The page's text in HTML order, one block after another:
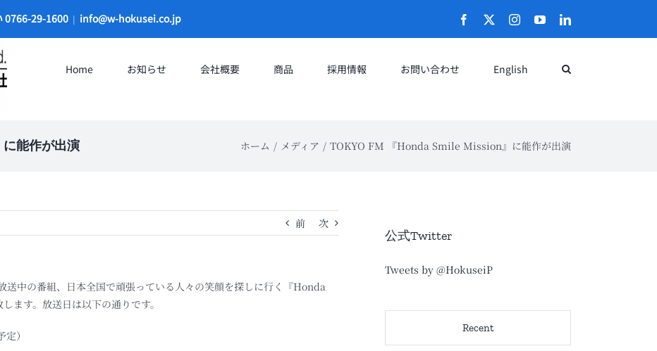
0766-29-1600 | info@w-hokusei.co.jp Facebook InstagramYouTubeLinkedIn
Home お知らせ 会社概要 商品 採用情報 お問い合わせ English
に能作が出演 ホーム メディア TOKYO FM 『Honda Smile Mission』に能作が出演
前 次
中の番組、日本全国で頑張っている人々の笑顔を探しに行く『Honda
す。放送日は以下の通りです。
）
公式Twitter
Tweets by @HokuseiP
Recent